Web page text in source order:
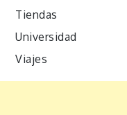
Tiendas
Universidad
Viajes